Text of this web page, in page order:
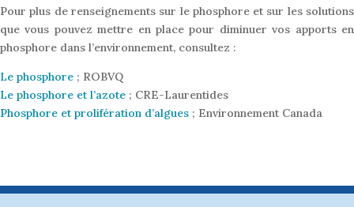
Pour plus de renseignements sur le phosphore et sur les solutions
que vous pouvez mettre en place pour diminuer vos apports en
phosphore dans l’environnement, consultez :
Le phosphore ; ROBVQ
Le phosphore et l’azote ; CRE-Laurentides
Phosphore et prolifération d’algues ; Environnement Canada